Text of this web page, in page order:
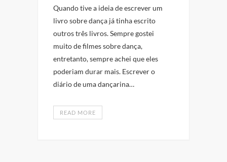
Quando tive a ideia de escrever um
livro sobre dança já tinha escrito
outros três livros. Sempre gostei
muito de filmes sobre dança,
entretanto, sempre achei que eles
poderiam durar mais. Escrever o
diário de uma dançarina…
READ MORE